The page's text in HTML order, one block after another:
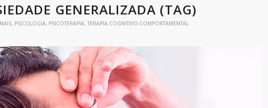
GENERALIZADA (TAG)
, PSICOLOGIA, PSICOTERAPIA, TERAPIA COGNITIVO-COMPORTAMENTAL